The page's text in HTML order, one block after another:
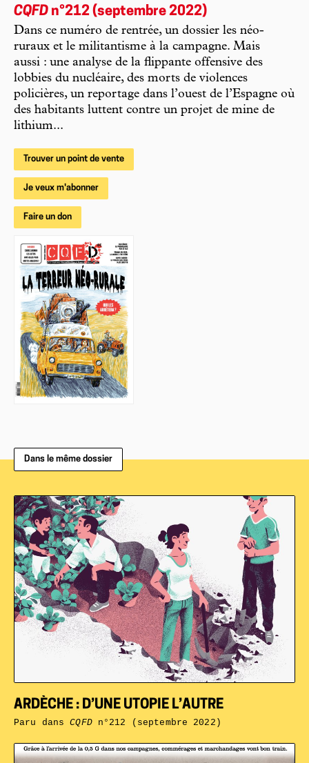
CQFD n°212 (septembre 2022)
Dans ce numéro de rentrée, un dossier les néo-
ruraux et le militantisme à la campagne. Mais
aussi : une analyse de la flippante offensive des
lobbies du nucléaire, des morts de violences
policières, un reportage dans l’ouest de l’Espagne où
des habitants luttent contre un projet de mine de
lithium...
Trouver un point de vente
Je veux m'abonner
Faire un don
Dans le même dossier
ARDÈCHE : D’UNE UTOPIE L’AUTRE
Paru dansCQFDn°212 (septembre 2022)